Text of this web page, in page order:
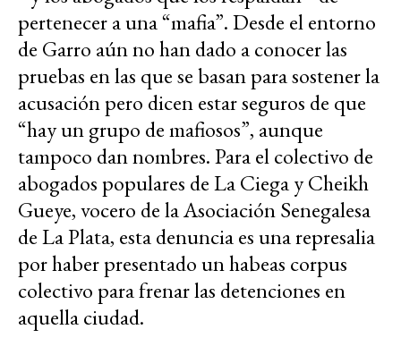
pertenecer a una “mafia”. Desde el entorno
de Garro aún no han dado a conocer las
pruebas en las que se basan para sostener la
acusación pero dicen estar seguros de que
“hay un grupo de mafiosos”, aunque
tampoco dan nombres. Para el colectivo de
abogados populares de La Ciega y Cheikh
Gueye, vocero de la Asociación Senegalesa
de La Plata, esta denuncia es una represalia
por haber presentado un habeas corpus
colectivo para frenar las detenciones en
aquella ciudad.